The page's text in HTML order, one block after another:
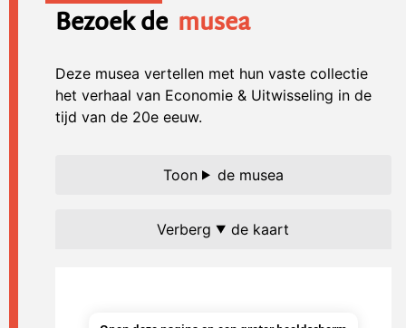
Bezoek de musea
Deze musea vertellen met hun vaste collectie
het verhaal van Economie & Uitwisseling in de
tijd van de 20e eeuw.
de musea
de kaart